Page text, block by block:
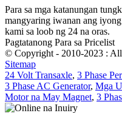
Para sa mga katanungan
mangyaring iwanan ang
kami sa loob ng 24 na oras.
Pagtatanong Para sa Pricelist
© Copyright - 2010-2023 : All
Sitemap
24 Volt Transaxle, 3 Phase
3 Phase AC Generator, Mga
Motor na May Magnet, 3